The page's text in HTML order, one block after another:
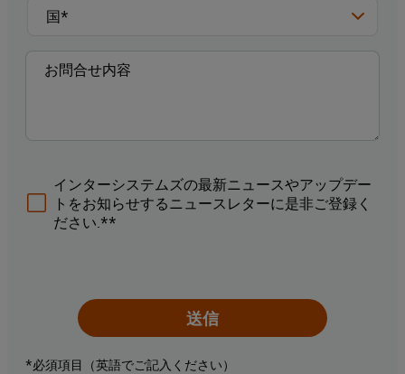
インターシステムズの最新ニュースやアップデー
トをお知らせするニュースレターに是非ご登録く
ださい.**
送信
*必須項目（英語でご記入ください）